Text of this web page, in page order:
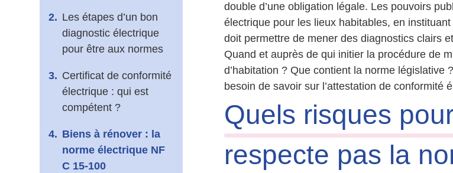
Les étapes d’un bon
diagnostic électrique
pour être aux normes
Certificat de conformité
électrique : qui est
compétent ?
Biens à rénover : la
norme électrique NF
C 15-100
double d’une obligation légale. Les pouvoirs
électrique pour les lieux habitables, en
doit permettre de mener des diagnostics clairs
Quand et auprès de qui initier la procédure de
d’habitation ? Que contient la norme
besoin de savoir sur l’attestation de conformité
Quels risques
respecte pas la